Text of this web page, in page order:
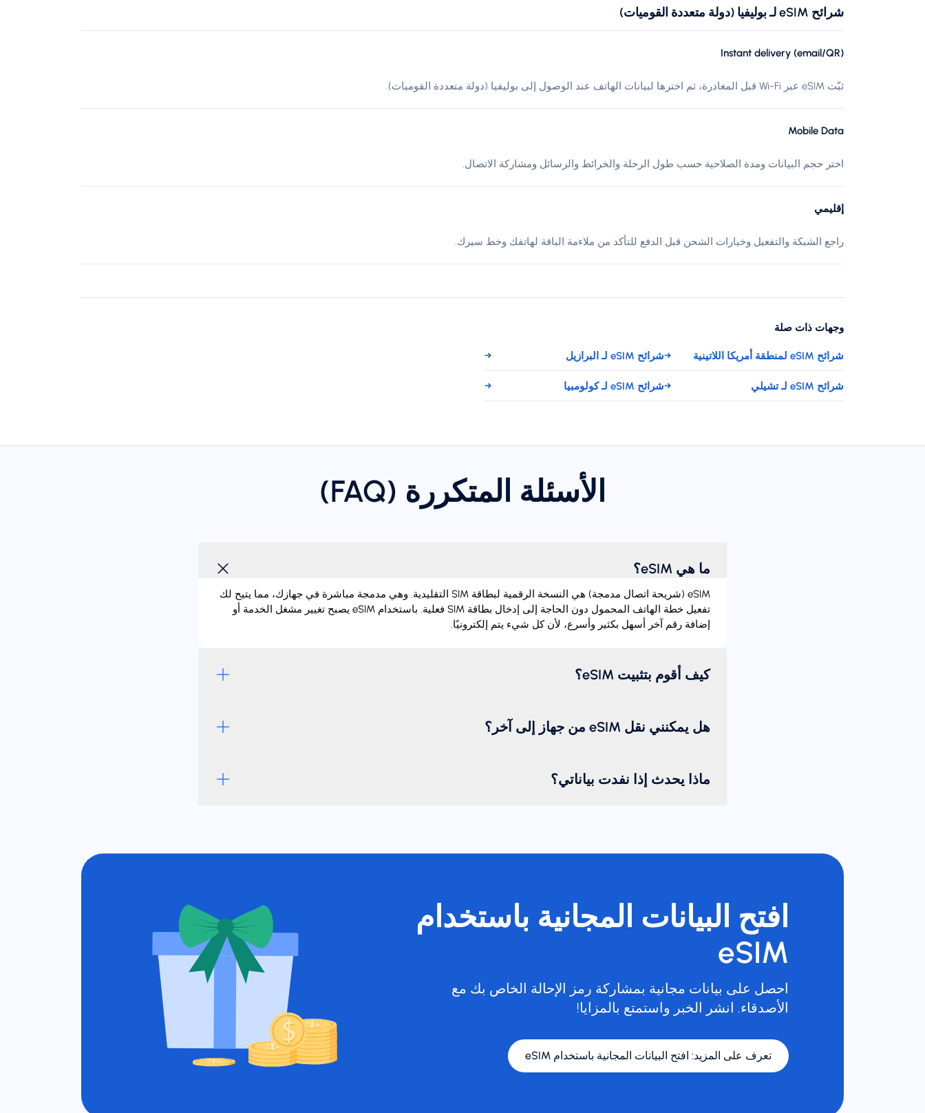
شرائح eSIM لـ بوليفيا (دولة متعددة القوميات)
Instant delivery (email/QR)
ثبّت eSIM عبر Wi-Fi قبل المغادرة، ثم اخترها لبيانات الهاتف عند الوصول إلى بوليفيا (دولة متعددة القوميات).
Mobile Data
اختر حجم البيانات ومدة الصلاحية حسب طول الرحلة والخرائط والرسائل ومشاركة الاتصال.
إقليمي
راجع الشبكة والتفعيل وخيارات الشحن قبل الدفع للتأكد من ملاءمة الباقة لهاتفك وخط سيرك.
وجهات ذات صلة
شرائح eSIM لمنطقة أمريكا اللاتينية →شرائح eSIM لـ البرازيل →
شرائح eSIM لـ تشيلي →شرائح eSIM لـ كولومبيا →
الأسئلة المتكررة (FAQ)
ما هي eSIM؟
‏eSIM (شريحة اتصال مدمجة) هي النسخة الرقمية لبطاقة SIM التقليدية. وهي مدمجة مباشرة في جهازك، مما يتيح لك
تفعيل خطة الهاتف المحمول دون الحاجة إلى إدخال بطاقة SIM فعلية. باستخدام eSIM يصبح تغيير مشغل الخدمة أو
إضافة رقم آخر أسهل بكثير وأسرع، لأن كل شيء يتم إلكترونيًا.
كيف أقوم بتثبيت eSIM؟
هل يمكنني نقل eSIM من جهاز إلى آخر؟
ماذا يحدث إذا نفدت بياناتي؟
افتح البيانات المجانية باستخدام
eSIM
احصل على بيانات مجانية بمشاركة رمز الإحالة الخاص بك مع
الأصدقاء. انشر الخبر واستمتع بالمزايا!
تعرف على المزيد: افتح البيانات المجانية باستخدام eSIM